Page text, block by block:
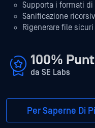
Supporta i formati di
Sanificazione
Rigenerare file
100%
da SE Labs
Per Saperne Di